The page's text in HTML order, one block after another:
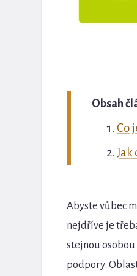
Obsah
Co
Jak
Abyste vůbec
nejdříve je
stejnou
podpory.